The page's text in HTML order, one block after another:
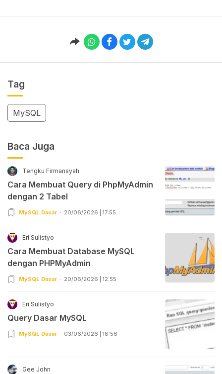
Tag
MySQL
Baca Juga
Tengku Firmansyah
Cara Membuat Query di PhpMyAdmin
dengan 2 Tabel
MySQL Dasar 20/06/2026 | 17:55
Eri Sulistyo
Cara Membuat Database MySQL
dengan PHPMyAdmin
MySQL Dasar 20/06/2026 | 12:55
Eri Sulistyo
Query Dasar MySQL
MySQL Dasar 03/06/2026 | 18:56
Gee John